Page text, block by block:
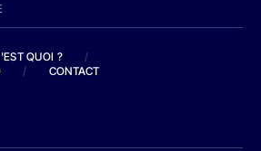
QUOI ?
/
/ CONTACT